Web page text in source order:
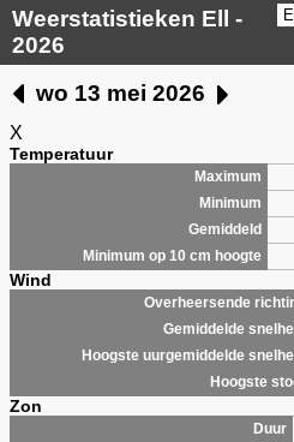
Weerstatistieken Ell -
2026
wo 13 mei 2026
X
Temperatuur
Maximum
Minimum
Gemiddeld
Minimum op 10 cm hoogte
Wind
Overheersende
Gemiddelde
Hoogste uurgemiddelde
Hoogste
Zon
Duur